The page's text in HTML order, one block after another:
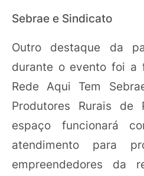
Sebrae e Sindicato
Outro destaque da
durante o evento foi a
Rede Aqui Tem
Produtores Rurais de
espaço funcionará
atendimento para
empreendedores da